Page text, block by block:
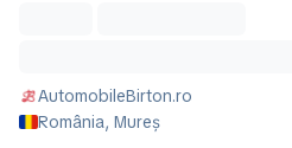
AutomobileBirton.ro
România, Mureș